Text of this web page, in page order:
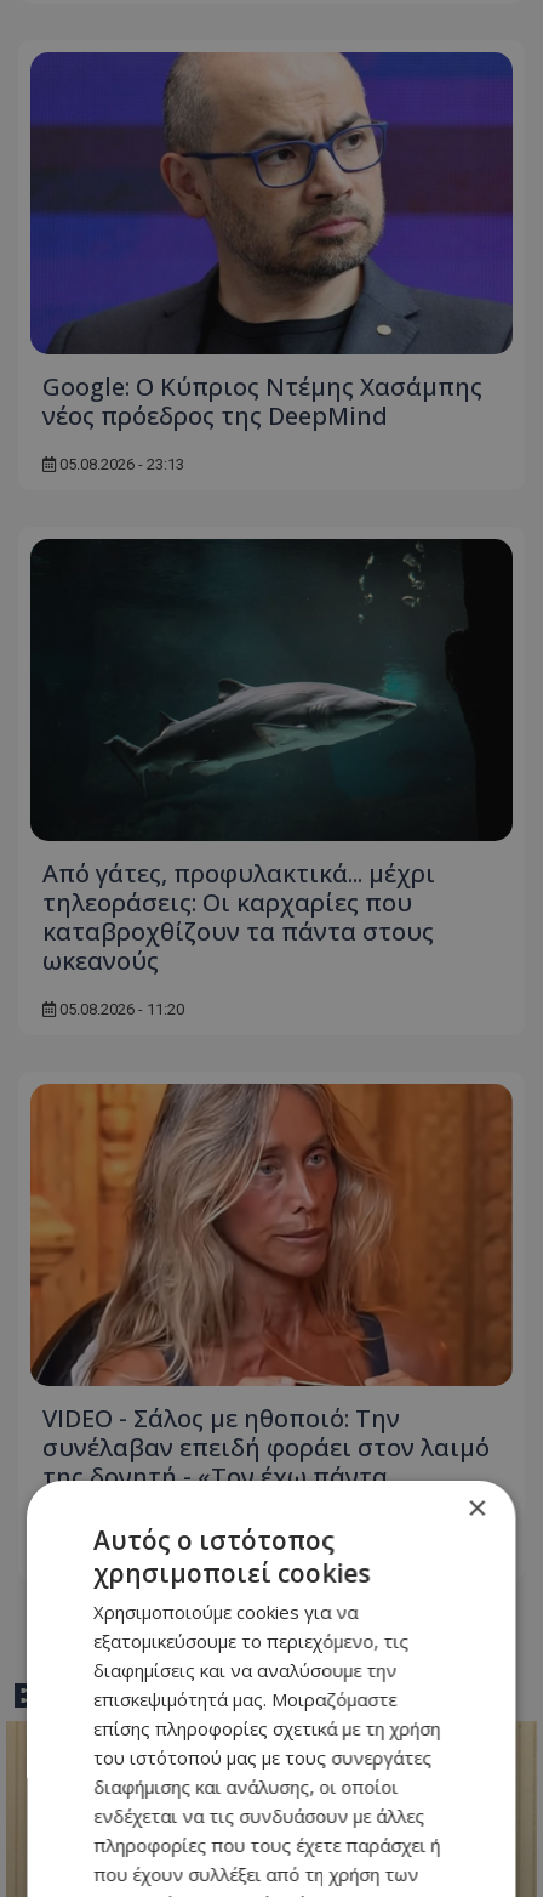
Google: Ο Κύπριος Ντέμης Χασάμπης
νέος πρόεδρος της DeepMind
05.08.2026 - 23:13
Από γάτες, προφυλακτικά... μέχρι
τηλεοράσεις: Οι καρχαρίες που
καταβροχθίζουν τα πάντα στους
ωκεανούς
05.08.2026 - 11:20
VIDEO - Σάλος με ηθοποιό: Την
συνέλαβαν επειδή φοράει στον λαιμό
της δονητή - «Τον έχω πάντα
05.08.2026 - 10:14
BEST OFTOTHEMAONLINE
×
Αυτός ο ιστότοπος
χρησιμοποιεί cookies
Χρησιμοποιούμε cookies για να
εξατομικεύσουμε το περιεχόμενο, τις
διαφημίσεις και να αναλύσουμε την
επισκεψιμότητά μας. Μοιραζόμαστε
επίσης πληροφορίες σχετικά με τη χρήση
του ιστότοπού μας με τους συνεργάτες
διαφήμισης και ανάλυσης, οι οποίοι
ενδέχεται να τις συνδυάσουν με άλλες
πληροφορίες που τους έχετε παράσχει ή
που έχουν συλλέξει από τη χρήση των